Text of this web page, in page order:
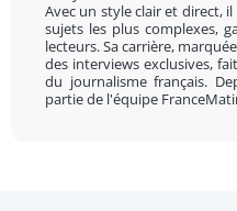
Avec un style clair et direct,
sujets les plus complexes,
lecteurs. Sa carrière,
des interviews exclusives,
du journalisme français.
partie de l'équipe